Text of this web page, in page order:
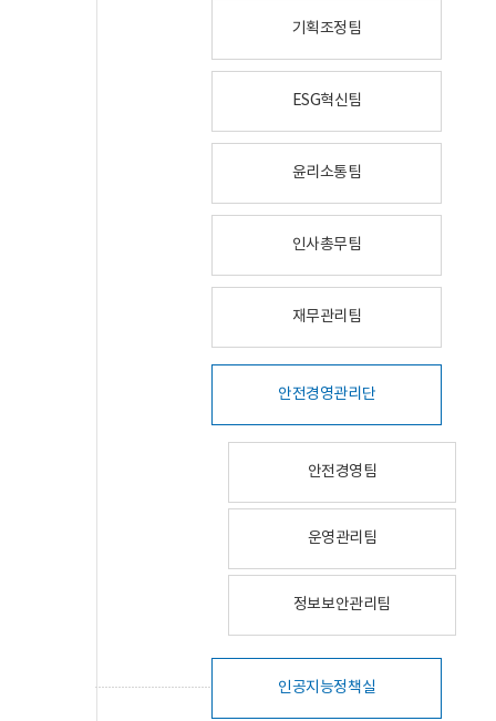
기획조정팀
ESG혁신팀
윤리소통팀
인사총무팀
재무관리팀
안전경영관리단
안전경영팀
운영관리팀
정보보안관리팀
인공지능정책실